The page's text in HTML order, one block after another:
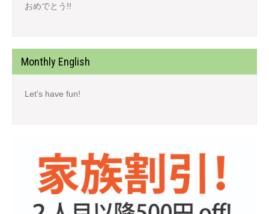
おめでとう!!
Monthly English
Let’s have fun!